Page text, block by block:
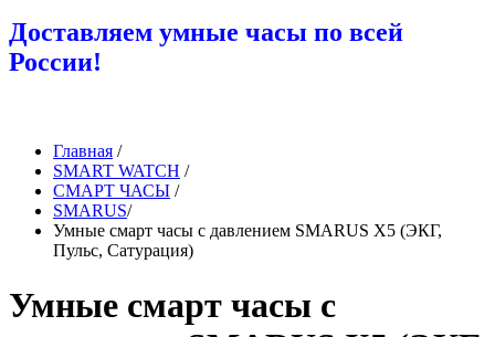
Доставляем умные часы по всей
России!
Главная /
SMART WATCH /
СМАРТ ЧАСЫ /
SMARUS/
Умные смарт часы с давлением SMARUS X5 (ЭКГ,
Пульс, Сатурация)
Умные смарт часы с